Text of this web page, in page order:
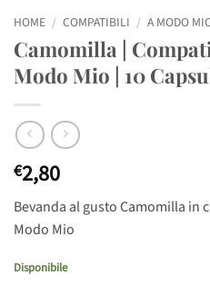
HOME / COMPATIBILI / A MODO
Camomilla |
Modo Mio | 10
€2,80
Bevanda al gusto Camomilla in
Modo Mio
Disponibile